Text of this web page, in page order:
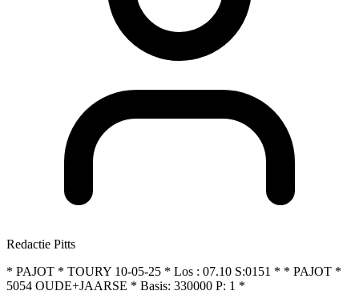
Redactie Pitts
* PAJOT * TOURY 10-05-25 * Los : 07.10 S:0151 * * PAJOT *
5054 OUDE+JAARSE * Basis: 330000 P: 1 *